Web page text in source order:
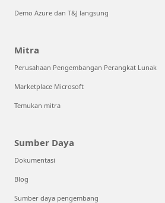
Demo Azure dan T&J langsung
Mitra
Perusahaan Pengembangan Perangkat Lunak
Marketplace Microsoft
Temukan mitra
Sumber Daya
Dokumentasi
Blog
Sumber daya pengembang